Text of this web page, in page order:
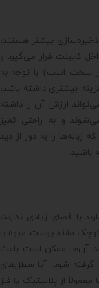
بیشتر هستند،
کابینت قرار می‌گیرد و
سخت است؟ با توجه به
بیشتری داشته باشد،
ارزش آن را داشته
و به راحتی تمیز
را به دور از دید
باشید.
یا فضای زیادی ندارند،
مانند پوست میوه یا
آن‌ها ممکن است باعث
گرفته شود. آیا سطل‌های
از پلاستیک یا فلز